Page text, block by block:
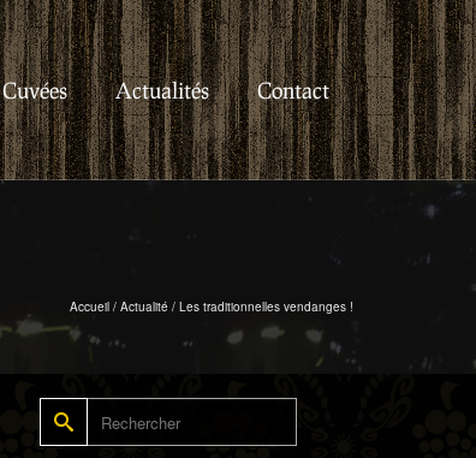
Cuvées Actualités Contact
Accueil / Actualité / Les traditionnelles vendanges !
Rechercher :